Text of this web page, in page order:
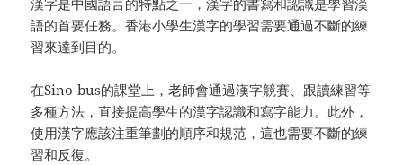
漢字是中國語言的特點之一，漢字的書寫和認識是學習漢
語的首要任務。香港小學生漢字的學習需要通過不斷的練
習來達到目的。
在Sino-bus的課堂上，老師會通過漢字競賽、跟讀練習等
多種方法，直接提高學生的漢字認識和寫字能力。此外，
使用漢字應該注重筆劃的順序和規范，這也需要不斷的練
習和反復。